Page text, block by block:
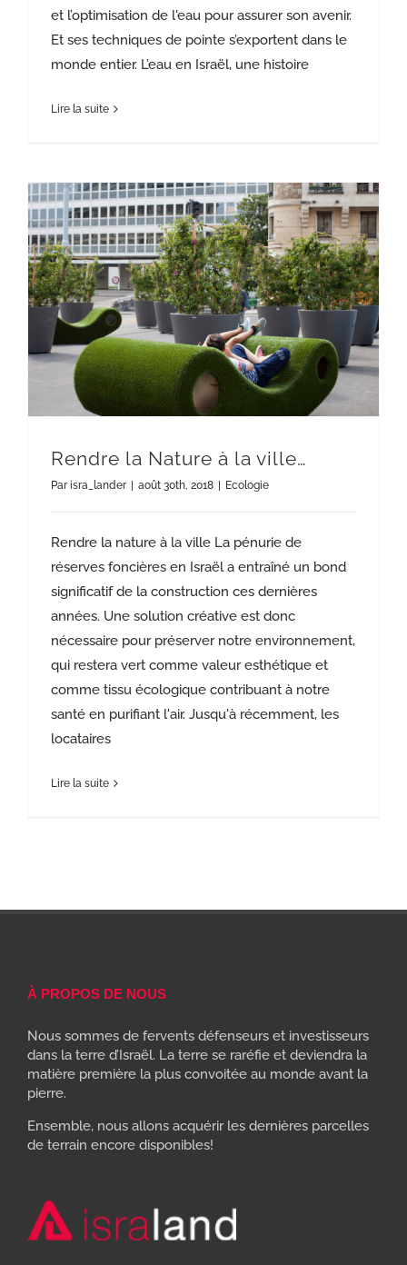
et l’optimisation de l'eau pour assurer son avenir.
Et ses techniques de pointe s’exportent dans le
monde entier. L’eau en Israël, une histoire
Lire la suite
Rendre la Nature à la ville…
Parisra_lander août 30th, 2018 Ecologie
Rendre la nature à la ville La pénurie de
réserves foncières en Israël a entraîné un bond
significatif de la construction ces dernières
années. Une solution créative est donc
nécessaire pour préserver notre environnement,
qui restera vert comme valeur esthétique et
comme tissu écologique contribuant à notre
santé en purifiant l'air. Jusqu'à récemment, les
locataires
Lire la suite
À PROPOS DE NOUS
Nous sommes de fervents défenseurs et investisseurs
dans la terre d’Israël. La terre se raréfie et deviendra la
matière première la plus convoitée au monde avant la
pierre.
Ensemble, nous allons acquérir les dernières parcelles
de terrain encore disponibles!